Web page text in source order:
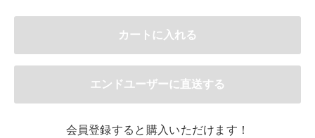
会員登録すると購入いただけます！